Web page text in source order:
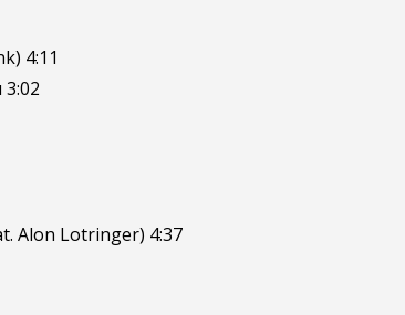
4:11
3:02
Alon Lotringer) 4:37